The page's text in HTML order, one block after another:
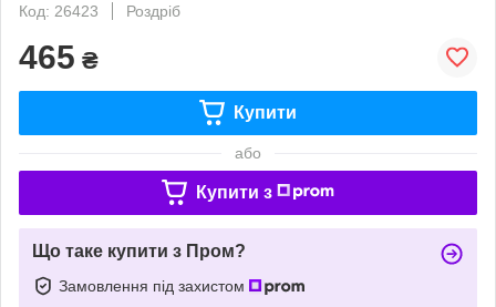
Код: 26423
Роздріб
465 ₴
Купити
або
Купити з
Що таке купити з Пром?
Замовлення під захистом